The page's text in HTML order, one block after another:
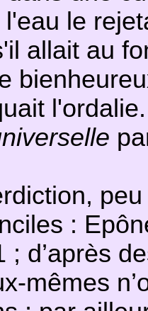
le
allait au
l'ordalie.
:
; d’après
mêmes